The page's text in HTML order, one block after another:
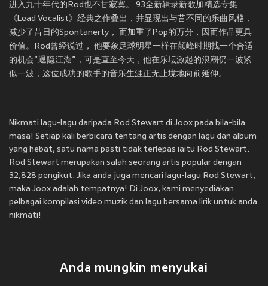
进入九十年代的Rod也不甘寂寞。 93全新辑录新歌加精选专集
《Lead Vocalist》经典之作叠出，并显现出与昔不同的乐曲风格，
减少了昔日的Spontanerty， 而加重了Pop的万分，因而作品更具
价值。Rod曾经说过， 他要象足球明星一样在颠峰时期找一个合适
的机会“退隐江湖”，可是直至今天，他在乐坛激起的浪潮仍一波紧
Nikmati lagu-lagu daripada Rod Stewart di Joox pada bila-bila
masa! Setiap kali berbicara tentang artis dengan lagu dan album
yang hebat, satu nama pasti tidak terlepas iaitu Rod Stewart.
Rod Stewart merupakan salah seorang artis popular dengan
32,828 pengikut. Jika anda juga mencari lagu-lagu Rod Stewart,
maka Joox adalah tempatnya! Di Joox, kami menyediakan
pelbagai kompilasi video muzik dan lagu bersama lirik untuk anda
nikmati!
Anda mungkin menyukai